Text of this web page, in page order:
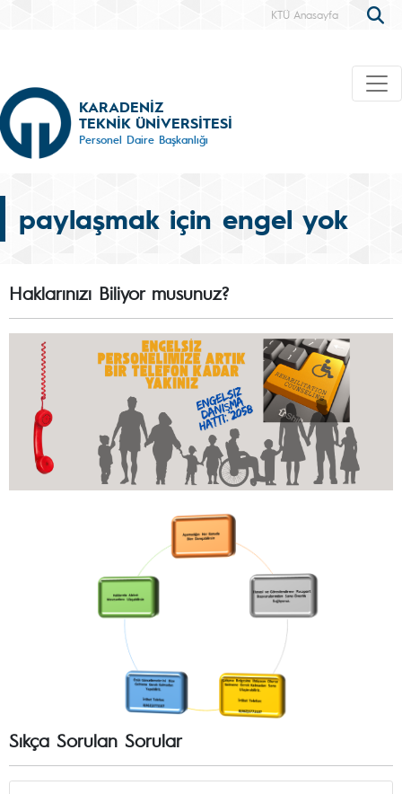
KTÜ Anasayfa
KARADENİZ
TEKNİK ÜNİVERSİTESİ
Personel Daire Başkanlığı
paylaşmak için engel yok
Haklarınızı Biliyor musunuz?
Sıkça Sorulan Sorular